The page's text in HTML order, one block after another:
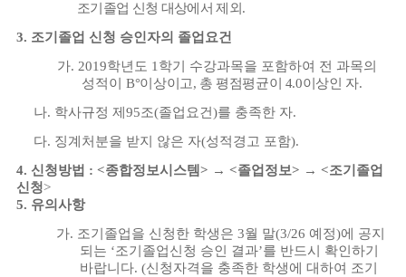
조기졸업 신청 대상에서 제외 .
3. 조기졸업 신청 승인자의 졸업요건
가. 2019학년도 1학기 수강과목을 포함하여 전 과목의
성적이B°이상이고, 총 평점평균이 4.0이상인 자.
나. 학사규정 제 95조(졸업요건)를 충족한 자.
다. 징계처분을 받지 않은 자(성적경고 포함).
4. 신청방법 : <종합정보시스템> → <졸업정보> → <조기졸업
신청>
5. 유의사항
가. 조기졸업을 신청한 학생은3월 말(3/26 예정)에 공지
되는 ‘조기졸업신청 승인 결과’를 반드시 확인하기
바랍니다. (신청자격을 충족한 학생에 대하여 조기